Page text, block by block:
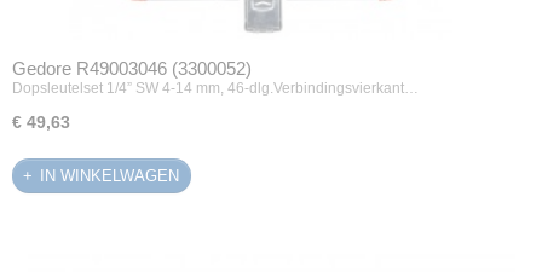
Gedore R49003046 (3300052)
Dopsleutelset 1/4” SW 4-14 mm, 46-dlg.Verbindingsvierkant…
€ 49,63
IN WINKELWAGEN